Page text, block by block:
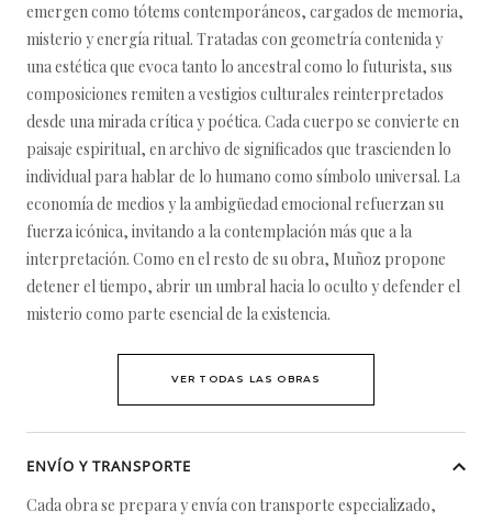
emergen como tótems contemporáneos, cargados de memoria,
misterio y energía ritual. Tratadas con geometría contenida y
una estética que evoca tanto lo ancestral como lo futurista, sus
composiciones remiten a vestigios culturales reinterpretados
desde una mirada crítica y poética. Cada cuerpo se convierte en
paisaje espiritual, en archivo de significados que trascienden lo
individual para hablar de lo humano como símbolo universal. La
economía de medios y la ambigüedad emocional refuerzan su
fuerza icónica, invitando a la contemplación más que a la
interpretación. Como en el resto de su obra, Muñoz propone
detener el tiempo, abrir un umbral hacia lo oculto y defender el
misterio como parte esencial de la existencia.
VER TODAS LAS OBRAS
ENVÍO Y TRANSPORTE
Cada obra se prepara y envía con transporte especializado,